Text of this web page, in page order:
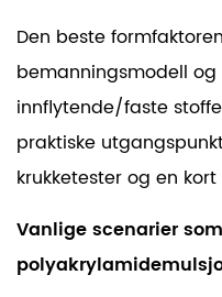
Den beste
bemanningsmodell
innflytende/faste
praktiske
krukketester og en
Vanlige scenarier